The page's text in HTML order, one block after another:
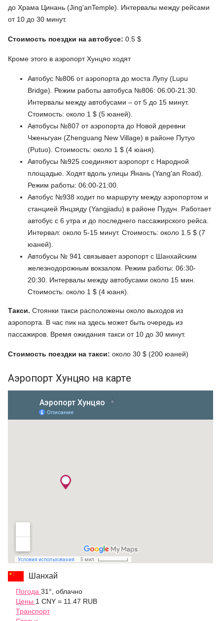
до Храма Цинань (Jing'anTemple). Интервалы между рейсами
от 10 до 30 минут.
Стоимость поездки на автобусе: 0.5 $
Кроме этого в аэропорт Хунцяо ходят
Автобус №806 от аэропорта до моста Лупу (Lupu
Bridge). Режим работы автобуса №806: 06:00-21:30.
Интервалы между автобусами – от 5 до 15 минут.
Стоимость: около 1 $ (5 юаней).
Автобусы №807 от аэропорта до Новой деревни
Чженьгуан (Zhenguang New Village) в районе Путуо
(Putuo). Стоимость: около 1 $ (4 юаня).
Автобусы №925 соединяют аэропорт с Народной
площадью. Ходят вдоль улицы Янань (Yang'an Road).
Режим работы: 06:00-21:00.
Автобус №938 ходит по маршруту между аэропортом и
станцией Янцзяду (Yangjiadu) в районе Пудун. Работает
автобус с 6 утра и до последнего пассажирского рейса.
Интервал: около 5-15 минут. Стоимость: около 1.5 $ (7
юаней).
Автобусы № 941 связывает аэропорт с Шанхайским
железнодорожным вокзалом. Режим работы: 06:30-
20:30. Интервалы между автобусами около 15 мин.
Стоимость: около 1 $ (4 юаня).
Такси. Стоянки такси расположены около выходов из
аэропорта. В час пик на здесь может быть очередь из
пассажиров. Время ожидания такси от 10 до 30 минут.
Стоимость поездки на такси: около 30 $ (200 юаней)
Аэропорт Хунцяо на карте
Шанхай
Погода 31°, облачно
Цены 1 CNY = 11.47 RUB
Транспорт